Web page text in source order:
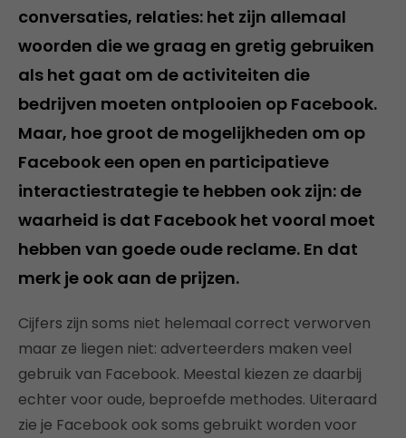
conversaties, relaties: het zijn allemaal
woorden die we graag en gretig gebruiken
als het gaat om de activiteiten die
bedrijven moeten ontplooien op Facebook.
Maar, hoe groot de mogelijkheden om op
Facebook een open en participatieve
interactiestrategie te hebben ook zijn: de
waarheid is dat Facebook het vooral moet
hebben van goede oude reclame. En dat
merk je ook aan de prijzen.
Cijfers zijn soms niet helemaal correct verworven
maar ze liegen niet: adverteerders maken veel
gebruik van Facebook. Meestal kiezen ze daarbij
echter voor oude, beproefde methodes. Uiteraard
zie je Facebook ook soms gebruikt worden voor